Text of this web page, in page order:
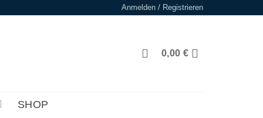
Anmelden / Registrieren
0,00 €
SHOP